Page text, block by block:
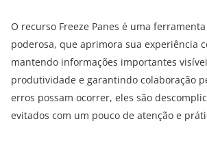
O recurso Freeze Panes é uma
poderosa, que aprimora sua experiência
mantendo informações importantes
produtividade e garantindo colaboração
erros possam ocorrer, eles são
evitados com um pouco de atenção e